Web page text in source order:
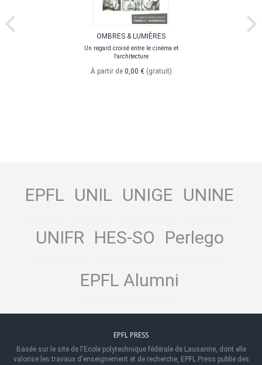
OMBRES & LUMIÈRES
Un regard croisé entre le cinéma et
l'architecture
À partir de 0,00 € (gratuit)
EPFL UNIL UNIGE UNINE
UNIFR HES-SO Perlego
EPFL Alumni
EPFL PRESS
Basée sur le site de l'Ecole polytechnique fédérale de Lausanne, dont elle
valorise les travaux d'enseignement et de recherche, EPFL Press publie des